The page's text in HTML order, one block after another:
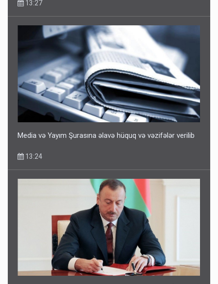
13:27
Media və Yayım Şurasına əlavə hüquq və vəzifələr verilib
13:24